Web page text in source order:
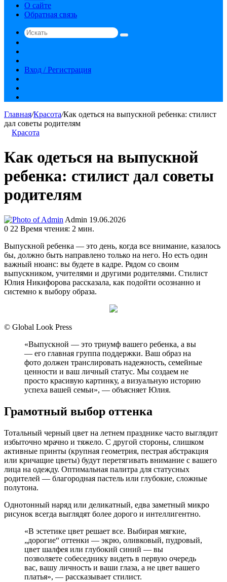
О сайте
Обратная связь
Искать
статья
Вход / Регистрация
Главная/Красота/Как одеться на выпускной ребенка: стилист
дал советы родителям
Красота
Как одеться на выпускной
ребенка: стилист дал советы
родителям
Admin Send
an
19.06.2026
0 22 Время чтения: 2 мин.
Выпускной ребенка — это день, когда все внимание, казалось
бы, должно быть направлено только на него. Но есть один
важный нюанс: вы будете в кадре. Рядом со своим
выпускником, учителями и другими родителями. Стилист
Юлия Никифорова рассказала, как подойти осознанно и
системно к выбору образа.
© Global Look Press
«Выпускной — это триумф вашего ребенка, а вы
— его главная группа поддержки. Ваш образ на
фото должен транслировать надежность, семейные
ценности и ваш личный статус. Мы создаем не
просто красивую картинку, а визуальную историю
успеха вашей семьи», — объясняет Юлия.
Грамотный выбор оттенка
Тотальный черный цвет на летнем празднике часто выглядит
избыточно мрачно и тяжело. С другой стороны, слишком
активные принты (крупная геометрия, пестрая абстракция
или кричащие цветы) будут перетягивать внимание с вашего
лица на одежду. Оптимальная палитра для статусных
родителей — благородная пастель или глубокие, сложные
полутона.
Однотонный наряд или деликатный, едва заметный микро
рисунок всегда выглядят более дорого и интеллигентно.
«В эстетике цвет решает все. Выбирая мягкие,
„дорогие“ оттенки — экрю, оливковый, пудровый,
цвет шалфея или глубокий синий — вы
позволяете собеседнику видеть в первую очередь
вас, вашу личность и ваши глаза, а не цвет вашего
платья», — рассказывает стилист.